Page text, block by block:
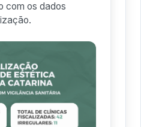
com os dados